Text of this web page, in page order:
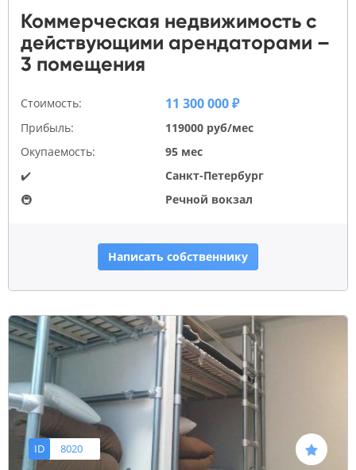
Коммерческая недвижимость с
действующими арендаторами –
3 помещения
Стоимость: 11 300 000 ₽
Прибыль:
119000 руб/мес
Окупаемость:
95 мес
✔️
Санкт-Петербург
🚇
Речной вокзал
Написать собственнику
ID 8020